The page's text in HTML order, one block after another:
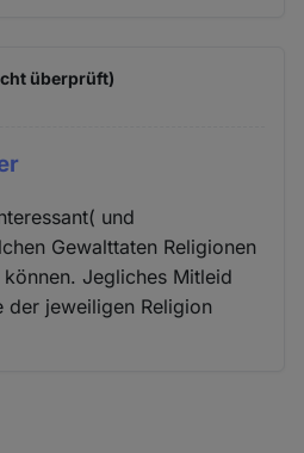
überprüft)
und
Gewalttaten Religionen
Jegliches Mitleid
jeweiligen Religion